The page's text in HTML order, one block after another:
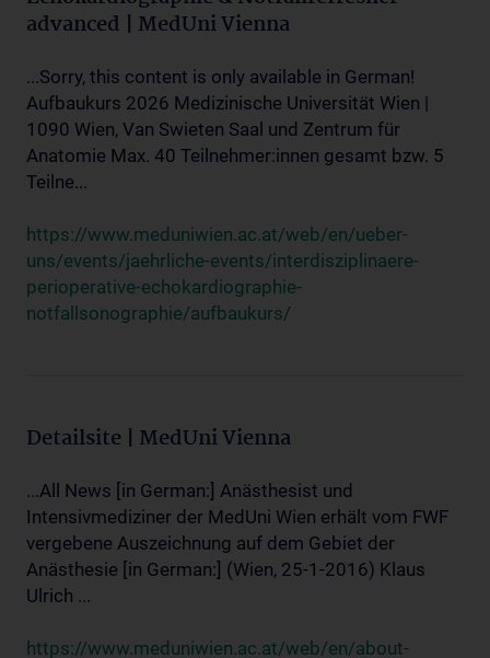
advanced | MedUni Vienna
...Sorry, this content is only available in German!
Aufbaukurs 2026 Medizinische Universität Wien |
1090 Wien, Van Swieten Saal und Zentrum für
Anatomie Max. 40 Teilnehmer:innen gesamt bzw. 5
Teilne...
https://www.meduniwien.ac.at/web/en/ueber-
uns/events/jaehrliche-events/interdisziplinaere-
perioperative-echokardiographie-
notfallsonographie/aufbaukurs/
Detailsite | MedUni Vienna
...All News [in German:] Anästhesist und
Intensivmediziner der MedUni Wien erhält vom FWF
vergebene Auszeichnung auf dem Gebiet der
Anästhesie [in German:] (Wien, 25-1-2016) Klaus
Ulrich ...
https://www.meduniwien.ac.at/web/en/about-